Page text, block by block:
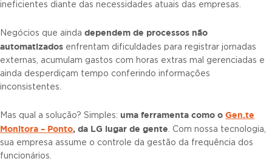
ineficientes diante das necessidades atuais das empresas.
Negócios que ainda dependem de processos não
automatizados enfrentam dificuldades para registrar jornadas
externas, acumulam gastos com horas extras mal gerenciadas e
ainda desperdiçam tempo conferindo informações
inconsistentes.
Mas qual a solução? Simples: uma ferramenta como o Gen.te
Monitora – Ponto, da LG lugar de gente. Com nossa tecnologia,
sua empresa assume o controle da gestão da frequência dos
funcionários.